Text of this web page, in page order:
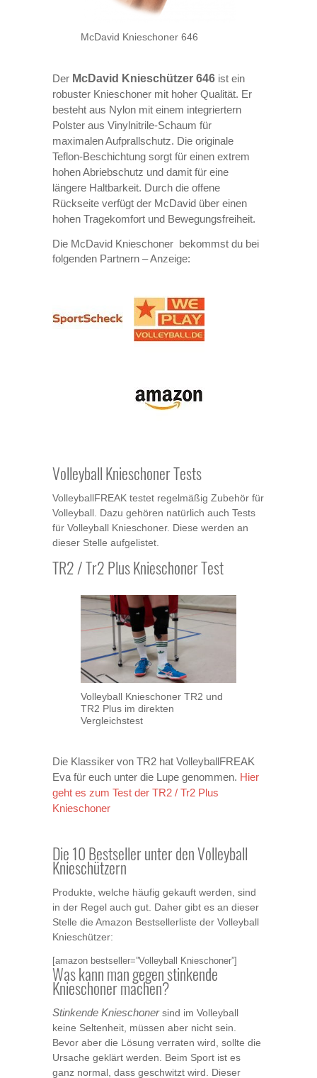
McDavid Knieschoner 646
Der McDavid Knieschützer 646 ist ein
robuster Knieschoner mit hoher Qualität. Er
besteht aus Nylon mit einem integriertern
Polster aus Vinylnitrile-Schaum für
maximalen Aufprallschutz. Die originale
Teflon-Beschichtung sorgt für einen extrem
hohen Abriebschutz und damit für eine
längere Haltbarkeit. Durch die offene
Rückseite verfügt der McDavid über einen
hohen Tragekomfort und Bewegungsfreiheit.
Die McDavid Knieschoner bekommst du bei
folgenden Partnern – Anzeige:
Volleyball Knieschoner Tests
VolleyballFREAK testet regelmäßig Zubehör für
Volleyball. Dazu gehören natürlich auch Tests
für Volleyball Knieschoner. Diese werden an
dieser Stelle aufgelistet.
TR2 / Tr2 Plus Knieschoner Test
Volleyball Knieschoner TR2 und
TR2 Plus im direkten
Vergleichstest
Die Klassiker von TR2 hat VolleyballFREAK
Eva für euch unter die Lupe genommen. Hier
geht es zum Test der TR2 / Tr2 Plus
Knieschoner
Die 10 Bestseller unter den Volleyball
Knieschützern
Produkte, welche häufig gekauft werden, sind
in der Regel auch gut. Daher gibt es an dieser
Stelle die Amazon Bestsellerliste der Volleyball
Knieschützer:
[amazon bestseller=”Volleyball Knieschoner”]
Was kann man gegen stinkende
Knieschoner machen?
Stinkende Knieschonersind im Volleyball
keine Seltenheit, müssen aber nicht sein.
Bevor aber die Lösung verraten wird, sollte die
Ursache geklärt werden. Beim Sport ist es
ganz normal, dass geschwitzt wird. Dieser